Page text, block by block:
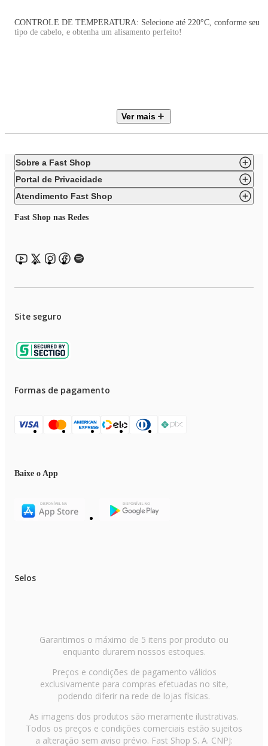
CONTROLE DE TEMPERATURA: Selecione até 220°C, conforme seu
tipo de cabelo, e obtenha um alisamento perfeito!
TRAVA DE SEGURANÇA: Com as chapas fechadas, você evita
CABO GIRATÓRIO 360°: Mais fácil de manusear: o fio da prancha para
cabelos é giratório e não enrola durante o uso.
Ver mais
Sobre a Fast Shop
Portal de Privacidade
Atendimento Fast Shop
Fast Shop nas Redes
Site seguro
Formas de pagamento
Baixe o App
Selos
Garantimos o máximo de 5 itens por produto ou
enquanto durarem nossos estoques.
Preços e condições de pagamento válidos
exclusivamente para compras efetuadas no site,
podendo diferir na rede de lojas físicas.
As imagens dos produtos são meramente ilustrativas.
Todos os preços e condições comerciais estão sujeitos
a alteração sem aviso prévio. Fast Shop S. A. CNPJ: